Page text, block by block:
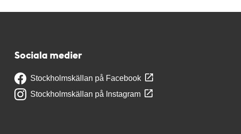
Sociala medier
Stockholmskällan på Facebook
Stockholmskällan på Instagram